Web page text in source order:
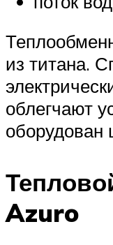
из титана.
облегчают
Azuro